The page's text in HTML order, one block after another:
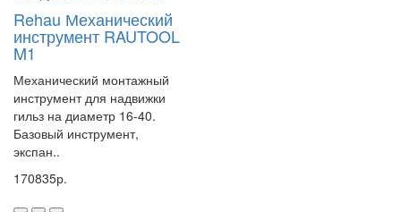
Rehau Механический
инструмент RAUTOOL
M1
Механический монтажный
инструмент для надвижки
гильз на диаметр 16-40.
Базовый инструмент,
экспан..
170835р.